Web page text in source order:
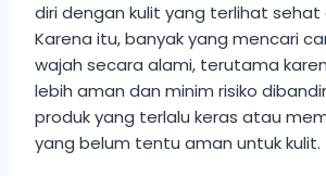
diri dengan kulit yang terlihat sehat
Karena itu, banyak yang mencari
wajah secara alami, terutama
lebih aman dan minim risiko
produk yang terlalu keras atau
yang belum tentu aman untuk kulit.